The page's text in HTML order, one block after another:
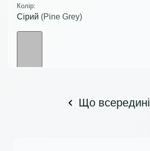
Колір:
Сірий (Pine Grey)
Що всередині